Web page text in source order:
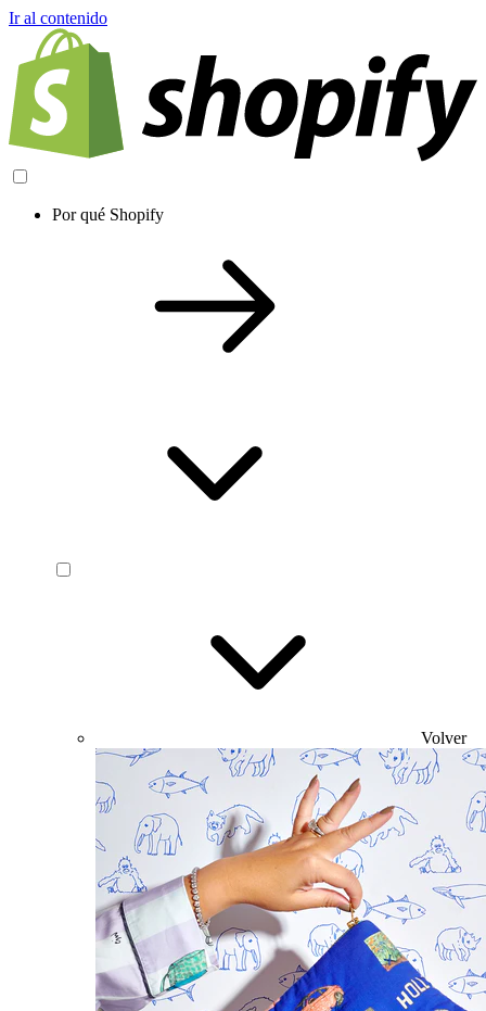
Ir al contenido
Por qué Shopify
Volver